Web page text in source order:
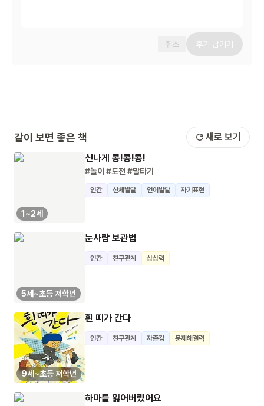
취소 후기 남기기
같이 보면 좋은 책 새로 보기
1~2세
신나게 콩!콩!콩!
#놀이 #도전 #말타기
인간 신체발달 언어발달 자기표현
5세~초등 저학년
눈사람 보관법
인간 친구관계 상상력
9세~초등 저학년
흰 띠가 간다
인간 친구관계 자존감 문제해결력
하마를 잃어버렸어요